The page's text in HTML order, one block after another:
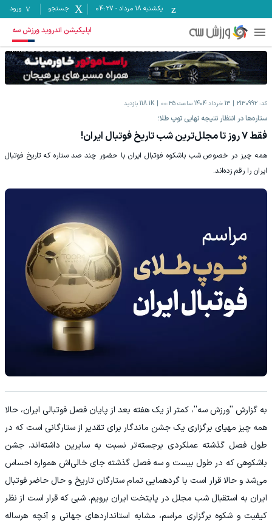
یکشنبه ۱۸ مرداد -
04:27 جستجو ورود
اپلیکیشن اندروید ورزش سه
کد: 2130992 13 خرداد 1404 ساعت 00:35 118.1K بازدید
ستاره‌ها در انتظار نتیجه نهایی توپ طلا؛
فقط ۷ روز تا مجلل‌ترین شب تاریخ فوتبال ایران!
همه چیز در خصوص شب باشکوه فوتبال ایران با حضور چند صد ستاره که تاریخ فوتبال
ایران را رقم زده‌اند.
به گزارش ''ورزش سه''، کمتر از یک هفته بعد از پایان فصل فوتبالی ایران، حالا
همه چیز مهیای برگزاری یک جشن ماندگار برای تقدیر از ستارگانی است که در
طول فصل گذشته عملکردی برجسته‌تر نسبت به سایرین داشته‌اند. جشن
باشکوهی که در طول بیست و سه فصل گذشته جای خالی‌اش همواره احساس
می‌شد و حالا قرار است با گردهمایی تمام ستارگان تاریخ و حال حاضر فوتبال
ایران به استقبال شب مجلل در پایتخت ایران برویم. شبی که قرار است از نظر
کیفیت و شکوه برگزاری مراسم، مشابه استانداردهای جهانی و آنچه هرساله